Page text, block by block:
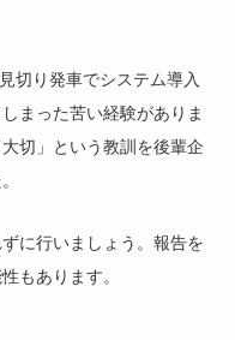
切り発車でシステム導入
まった苦い経験がありま
切」という教訓を後輩企
に行いましょう。報告を
もあります。